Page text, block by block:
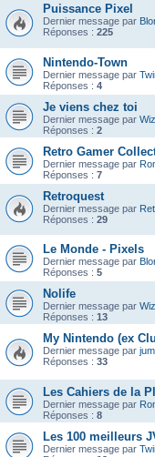
Puissance Pixel
Dernier message par
Réponses : 225
Nintendo-Town
Dernier message par
Réponses : 4
Je viens chez toi
Dernier message par
Réponses : 2
Retro Gamer
Dernier message par
Réponses : 7
Retroquest
Dernier message par
Réponses : 29
Le Monde - Pixels
Dernier message par
Réponses : 5
Nolife
Dernier message par
Réponses : 13
My Nintendo (ex
Dernier message par
Réponses : 33
Les Cahiers de la
Dernier message par
Réponses : 8
Les 100 meilleurs
Dernier message par